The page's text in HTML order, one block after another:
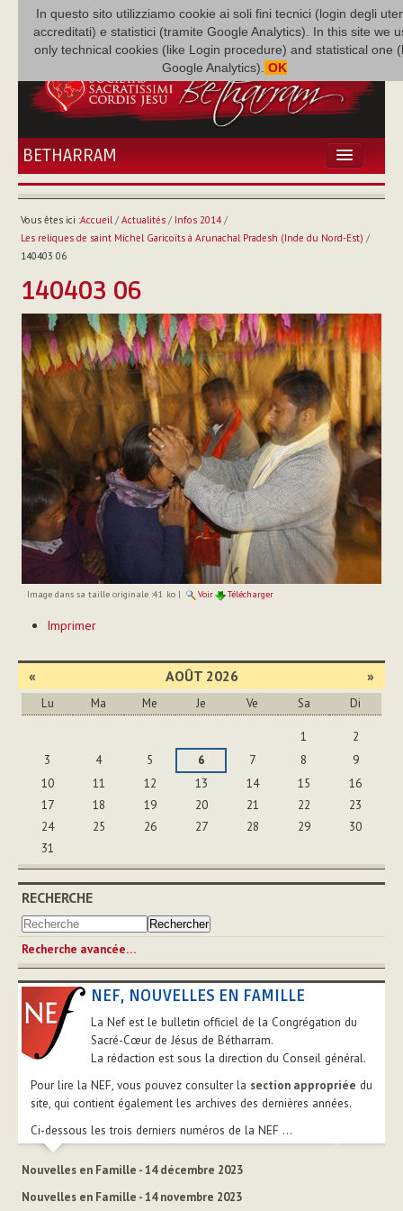
In questo sito utilizziamo cookie ai soli fini tecnici (login degli
accreditati) e statistici (tramite Google Analytics). In this site we
only technical cookies (like Login procedure) and statistical one
Google Analytics). OK
BETHARRAM
ACCUEIL
BÉTHARRAM
FAMILLE
MISSION
MULTIMÉDIA
P. AUGUSTE ETCHÉCOPAR
Vous êtes ici :Accueil/ Actualités/ Infos 2014/
Les reliques de saint Michel Garicoïts à Arunachal Pradesh (Inde du Nord-Est) /
140403 06
140403 06
Image dans sa taille originale :41 ko| Voir Télécharger
sur
document
Imprimer
« AOÛT 2026 »
Lu Ma Me Je Ve Sa Di
1
2
3
4 5 6 7 8
9
10
11 12 13 14 15
16
17
18 19 20 21 22
23
24
25 26 27 28 29
30
31
RECHERCHE
Recherche avancée…
NEF, NOUVELLES EN FAMILLE
La Nef est le bulletin officiel de la Congrégation du
Sacré-Cœur de Jésus de Bétharram.
La rédaction est sous la direction du Conseil général.
Pour lire la NEF, vous pouvez consulter la section appropriée du
site, qui contient également les archives des dernières années.
Ci-dessous les trois derniers numéros de la NEF ...
Nouvelles en Famille - 14 décembre 2023
Nouvelles en Famille - 14 novembre 2023